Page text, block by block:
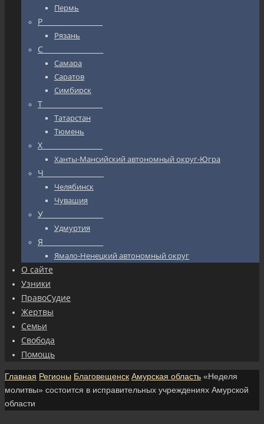
Пермь
Р_________________
Рязань
С_________________
Самара
Саратов
Симбирск
Т_________________
Татарстан
Тюмень
Х_________________
Ханты-Мансийский автономный округ-Югра
Ч_________________
Челябинск
Чувашия
У_________________
Удмуртия
Я_________________
Ямало-Ненецкий автономный округ
О сайте
Узники
ПравоСудие
Жертвы
Семьи
Свобода
Помощь
Главная Регионы Благовещенск Амурская область «Неделя
молитвы» состоится в исправительных учреждениях Амурской
области